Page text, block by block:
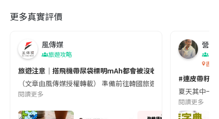
更多真實評價
風傳媒
旅遊攻略
旅遊注意｜搭飛機帶尿袋標明mAh都會被沒收😱出發前切記檢查
（文章由風傳媒授權轉載） 準備前往韓國旅遊的民眾，近期要
閱讀更多
營養
香港
#連皮帶籽
夏天其中一
閱讀更多